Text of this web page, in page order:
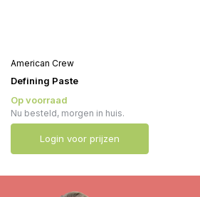
American Crew
Defining Paste
Op voorraad
Nu besteld, morgen in huis.
Login voor prijzen